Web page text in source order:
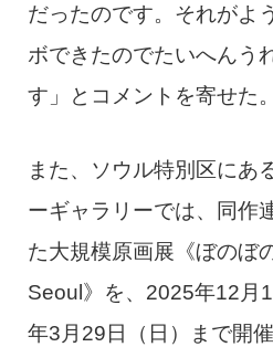
だったのです。それがよ
ボできたのでたいへんう
す」とコメントを寄せた。
また、ソウル特別区にあ
ーギャラリーでは、同作
た大規模原画展《ぼのぼ
Seoul》を、2025年12月
年3月29日（日）まで開